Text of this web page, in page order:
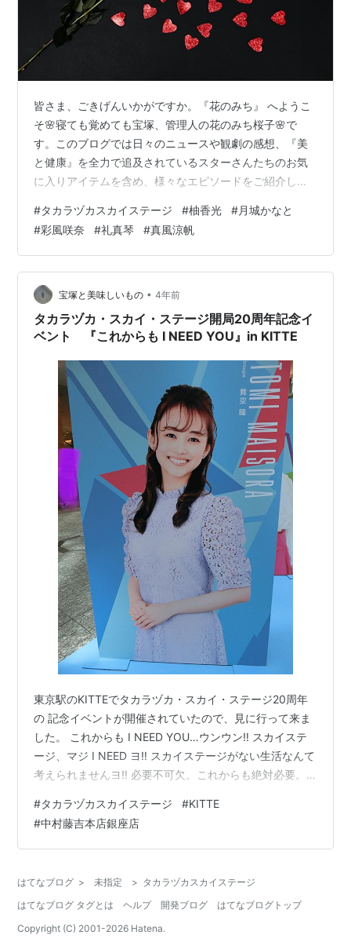
皆さま、ごきげんいかがですか。『花のみち』 へようこ
そ🌸寝ても覚めても宝塚、管理人の花のみち桜子🌸で
す。このブログでは日々のニュースや観劇の感想、『美
と健康』を全力で追及されているスターさんたちのお気
に入りアイテムを含め、様々なエピソードをご紹介して
タカラジェンヌ気分を味わったり、大切な方、大好きな
スターさんへのプレゼントにしてみてはいかがでしょ
う。 聖なる夜に I NEED YOU💖 タカラヅカ・スカイステ
ージこそ『 I NEED YOU』 各組の感想を少しずつ・・ オ
タクは大変だ～💦 タカラヅカ・スカイステージこそ『 I…
#タカラヅカスカイステージ #柚香光 #月城かなと
#彩風咲奈 #礼真琴 #真風涼帆
宝塚と美味しいもの • 4年前
タカラヅカ・スカイ・ステージ開局20周年記念イ
ベント 『これからも I NEED YOU』in KITTE
東京駅のKITTEでタカラヅカ・スカイ・ステージ20周年
の 記念イベントが開催されていたので、見に行って来ま
した。 これからも I NEED YOU…ウンウン‼️ スカイステ
ージ、マジ I NEED ヨ‼️ スカイステージがない生活なんて
考えられませんヨ‼️ 必要不可欠。これからも絶対必要。
っております😂 ギャー‼️急にテンションが爆上がりしま
した。足が地についておりません。ニヤニヤが止まりま
せん。 でも来てる人たち、皆ニヤついてるので居心地が
一般の方々は熱心にこの展示を見るヅカオタを ど…
#タカラヅカスカイステージ #KITTE
#中村藤吉本店銀座店
はてなブログ > 未指定 > タカラヅカスカイステージ
はてなブログ タグとは
ヘルプ 開発ブログ
はてなブログトップ
Copyright (C) 2001-2026 Hatena.